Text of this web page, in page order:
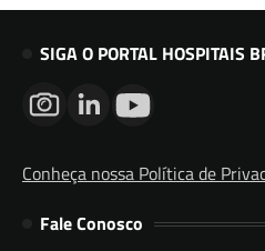
SIGA O PORTAL HOSPITAIS
Conheça nossa Política de
Fale Conosco